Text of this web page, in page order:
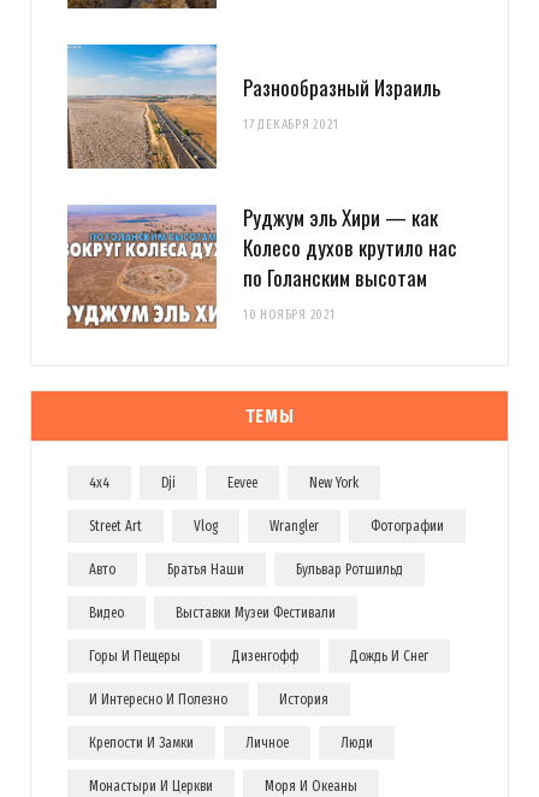
Разнообразный Израиль
17 ДЕКАБРЯ 2021
Руджум эль Хири — как
Колесо духов крутило нас
по Голанским высотам
10 НОЯБРЯ 2021
ТЕМЫ
4x4 Dji Eevee New York
Street Art Vlog Wrangler Фотографии
Авто Братья Наши Бульвар Ротшильд
Видео Выставки Музеи Фестивали
Горы И Пещеры Дизенгофф Дождь И Снег
И Интересно И Полезно История
Крепости И Замки Личное Люди
Монастыри И Церкви Моря И Океаны